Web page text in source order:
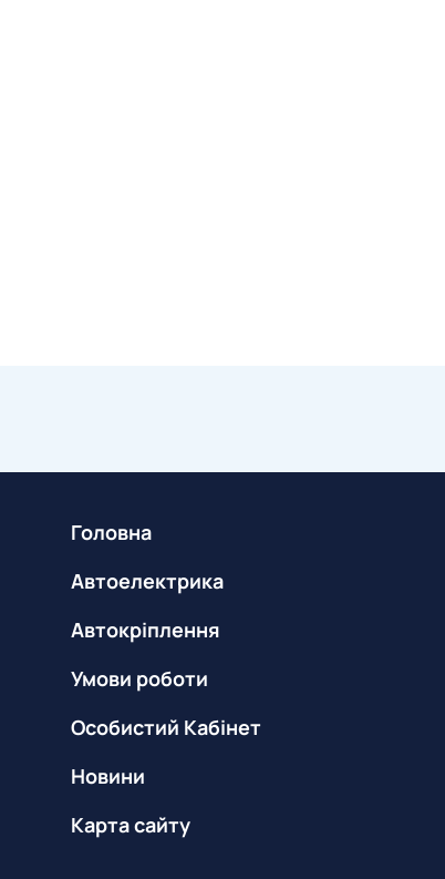
Головна
Автоелектрика
Автокріплення
Умови роботи
Особистий Кабінет
Новини
Карта сайту